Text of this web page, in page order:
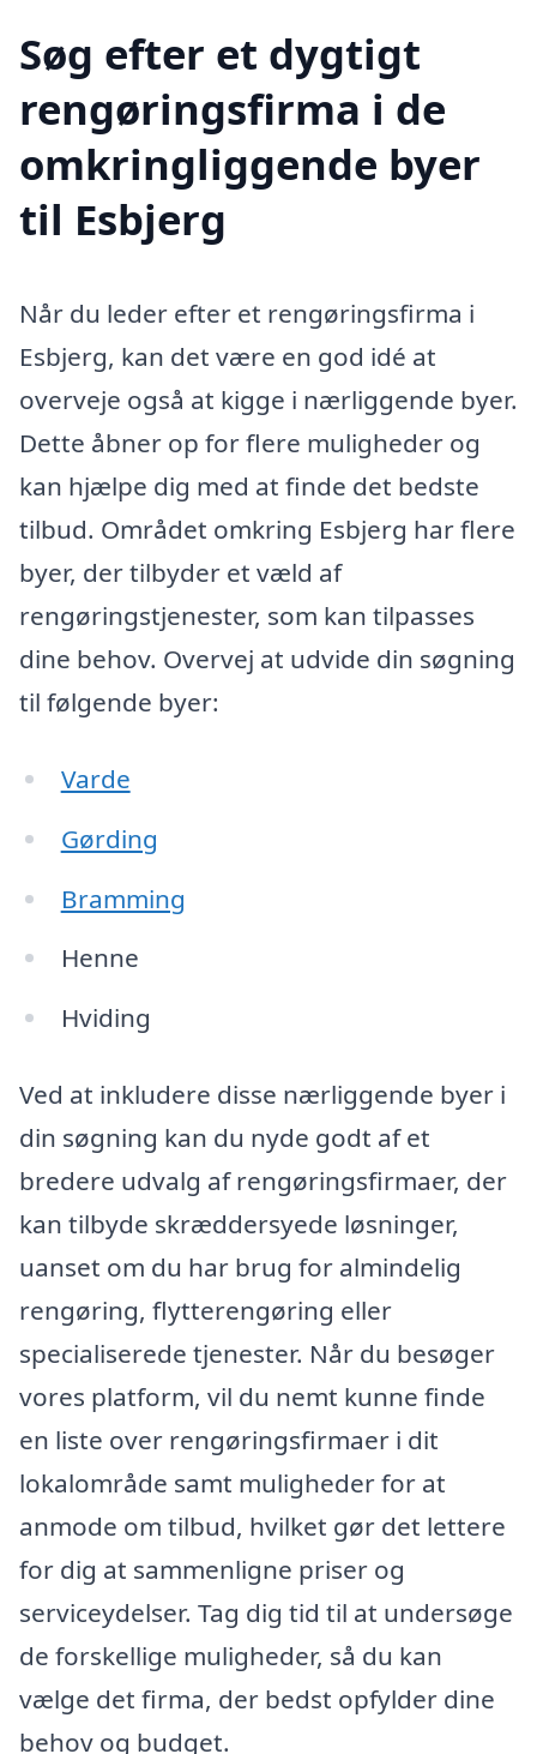
Søg efter et dygtigt
rengøringsfirma i de
omkringliggende byer
til Esbjerg
Når du leder efter et rengøringsfirma i
Esbjerg, kan det være en god idé at
overveje også at kigge i nærliggende byer.
Dette åbner op for flere muligheder og
kan hjælpe dig med at finde det bedste
tilbud. Området omkring Esbjerg har flere
byer, der tilbyder et væld af
rengøringstjenester, som kan tilpasses
dine behov. Overvej at udvide din søgning
til følgende byer:
Varde
Gørding
Bramming
Henne
Hviding
Ved at inkludere disse nærliggende byer i
din søgning kan du nyde godt af et
bredere udvalg af rengøringsfirmaer, der
kan tilbyde skræddersyede løsninger,
uanset om du har brug for almindelig
rengøring, flytterengøring eller
specialiserede tjenester. Når du besøger
vores platform, vil du nemt kunne finde
en liste over rengøringsfirmaer i dit
lokalområde samt muligheder for at
anmode om tilbud, hvilket gør det lettere
for dig at sammenligne priser og
serviceydelser. Tag dig tid til at undersøge
de forskellige muligheder, så du kan
vælge det firma, der bedst opfylder dine
behov og budget.